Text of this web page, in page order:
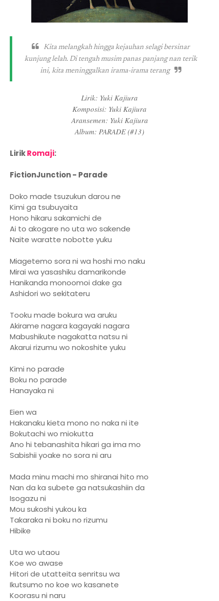
Kita melangkah hingga kejauhan selagi bersinar
kunjung lelah. Di tengah musim panas panjang nan terik
ini, kita meninggalkan irama-irama terang
Lirik: Yuki Kajiura
Komposisi: Yuki Kajiura
Aransemen: Yuki Kajiura
Album: PARADE (#13)
LirikRomaji:
FictionJunction - Parade
Doko made tsuzukun darou ne
Kimi ga tsubuyaita
Hono hikaru sakamichi de
Ai to akogare no uta wo sakende
Naite waratte nobotte yuku
Miagetemo sora ni wa hoshi mo naku
Mirai wa yasashiku damarikonde
Hanikanda monoomoi dake ga
Ashidori wo sekitateru
Tooku made bokura wa aruku
Akirame nagara kagayaki nagara
Mabushikute nagakatta natsu ni
Akarui rizumu wo nokoshite yuku
Kimi no parade
Boku no parade
Hanayaka ni
Eien wa
Hakanaku kieta mono no naka ni ite
Bokutachi wo miokutta
Ano hi tebanashita hikari ga ima mo
Sabishii yoake no sora ni aru
Mada minu machi mo shiranai hito mo
Nan da ka subete ga natsukashiin da
Isogazu ni
Mou sukoshi yukou ka
Takaraka ni boku no rizumu
Hibike
Uta wo utaou
Koe wo awase
Hitori de utatteita senritsu wa
Ikutsumo no koe wo kasanete
Koorasu ni naru